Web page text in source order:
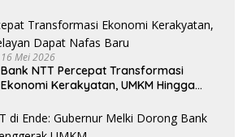
Weetebula
16 Mei 2026
Bank NTT Percepat Transformasi
Ekonomi Kerakyatan, UMKM Hingga